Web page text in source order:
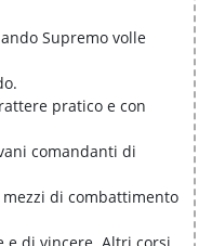
Supremo volle
pratico e con
comandanti di
di combattimento
e di vincere. Altri corsi